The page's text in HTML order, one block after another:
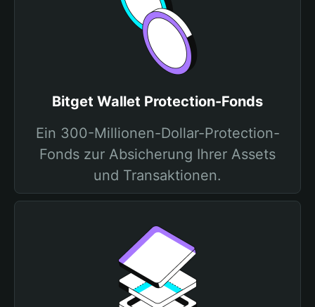
Bitget Wallet Protection-Fonds
Ein 300-Millionen-Dollar-Protection-
Fonds zur Absicherung Ihrer Assets
und Transaktionen.